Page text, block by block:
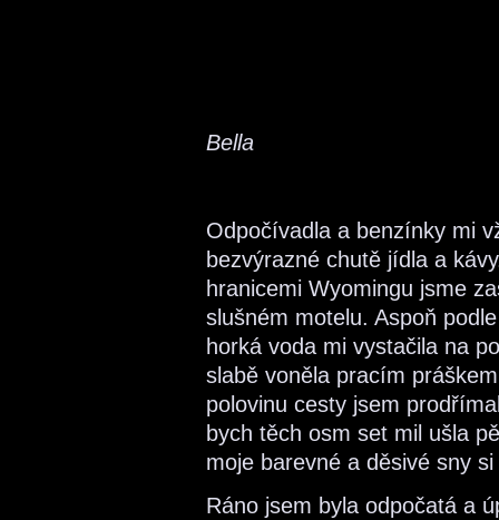
Bella
Odpočívadla a benzínky mi
bezvýrazné chutě jídla a
hranicemi Wyomingu jsme
slušném motelu. Aspoň
horká voda mi vystačila na
slabě voněla pracím
polovinu cesty jsem
bych těch osm set mil ušla
moje barevné a děsivé sny
Ráno jsem byla odpočatá a